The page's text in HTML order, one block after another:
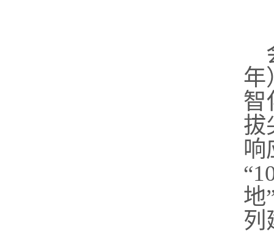
年
智
拔
响
“
地
列